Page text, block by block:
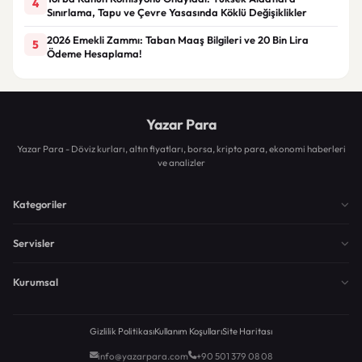
4
Sınırlama, Tapu ve Çevre Yasasında Köklü Değişiklikler
5
2026 Emekli Zammı: Taban Maaş Bilgileri ve 20 Bin Lira
Ödeme Hesaplama!
Yazar Para
Yazar Para - Döviz kurları, altın fiyatları, borsa, kripto para, ekonomi haberleri
ve analizler
Kategoriler
Servisler
Kurumsal
Gizlilik PolitikasıKullanım KoşullarıSite Haritası
info@yazarpara.com +90 501 379 08 08